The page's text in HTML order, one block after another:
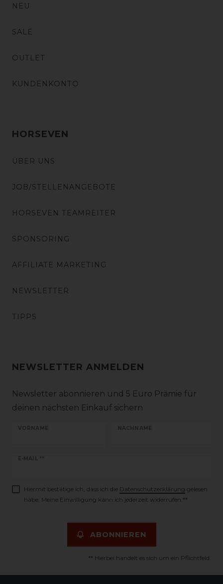
NEU
SALE
OUTLET
KUNDENKONTO
HORSEVEN
ÜBER UNS
JOB/STELLENANGEBOTE
HORSEVEN TEAMREITER
SPONSORING
AFFILIATE MARKETING
NEWSLETTER
TIPPS
NEWSLETTER ANMELDEN
Newsletter abonnieren und 5 Euro Prämie für
deinen nächsten Einkauf sichern
VORNAME NACHNAME
E-MAIL **
Newsletter
Hiermit bestätige ich, dass ich die Daten­schutz­erklärung gelesen
habe. Meine Einwilligung kann ich jederzeit widerrufen.**
ABONNIEREN
** Hierbei handelt es sich um ein Pflichtfeld.